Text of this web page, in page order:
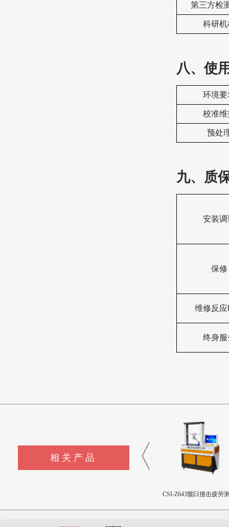
第三方检
科研机
八、使
环境要
校准维
预处
九、质
安装调
保修
维修反
终身服
相关产品
CSI-Z643髋臼撞击疲劳